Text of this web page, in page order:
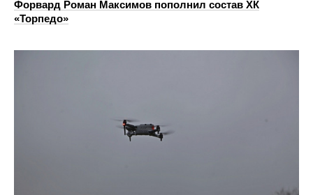
Форвард Роман Максимов пополнил состав ХК
«Торпедо»